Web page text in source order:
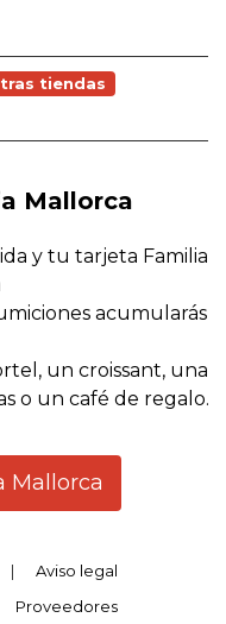
tiendas
Mallorca
y tu tarjeta Familia
acumularás
un croissant, una
o un café de regalo.
Mallorca
|
Aviso legal
Proveedores